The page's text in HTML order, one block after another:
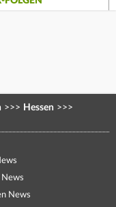
>>> Hessen >>>
News